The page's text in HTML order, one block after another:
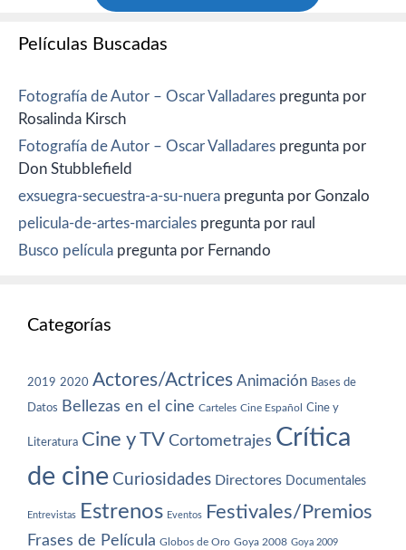
Películas Buscadas
Fotografía de Autor – Oscar Valladares pregunta por
Rosalinda Kirsch
Fotografía de Autor – Oscar Valladares pregunta por
Don Stubblefield
exsuegra-secuestra-a-su-nuera pregunta por Gonzalo
pelicula-de-artes-marciales pregunta por raul
Busco película pregunta por Fernando
Categorías
2019 2020 Actores/Actrices Animación Bases de
Datos Bellezas en el cine Carteles Cine Español Cine y
Literatura Cine y TV Cortometrajes Crítica
de cine Curiosidades Directores Documentales
Entrevistas Estrenos Eventos Festivales/Premios
Frases de Película Globos de Oro Goya 2008 Goya 2009